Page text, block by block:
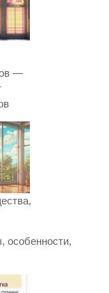
—
особенности,